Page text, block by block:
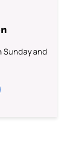
Sunday and